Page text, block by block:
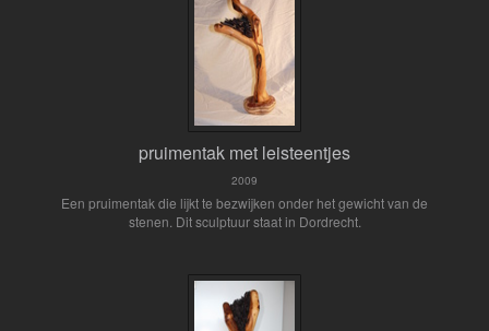
pruimentak met leisteentjes
2009
Een pruimentak die lijkt te bezwijken onder het gewicht van de
stenen. Dit sculptuur staat in Dordrecht.